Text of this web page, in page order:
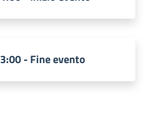
- Fine evento